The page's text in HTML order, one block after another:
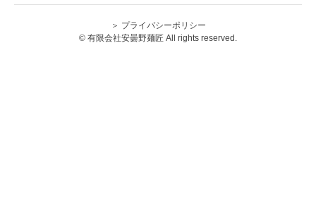
＞ プライバシーポリシー
© 有限会社安曇野麺匠 All rights reserved.